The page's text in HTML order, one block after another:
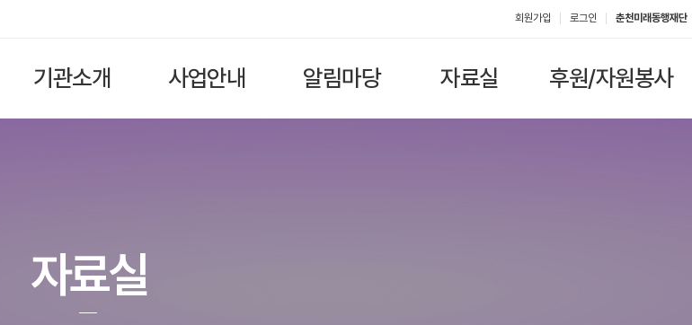
회원가입 로그인 춘천미래동행재단
기관소개 사업안내 알림마당 자료실 후원/자원봉사
자료실